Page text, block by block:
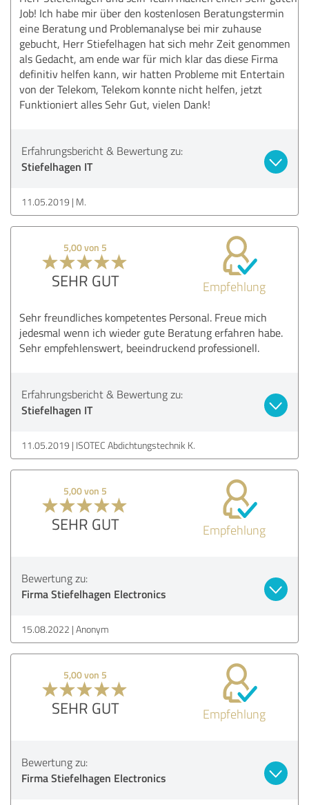
Job! Ich habe mir über den kostenlosen Beratungstermin
eine Beratung und Problemanalyse bei mir zuhause
gebucht, Herr Stiefelhagen hat sich mehr Zeit genommen
als Gedacht, am ende war für mich klar das diese Firma
definitiv helfen kann, wir hatten Probleme mit Entertain
von der Telekom, Telekom konnte nicht helfen, jetzt
Funktioniert alles Sehr Gut, vielen Dank!
Erfahrungsbericht & Bewertung zu:
Stiefelhagen IT
11.05.2019 M.
5,00 von 5
SEHR GUT Empfehlung
Sehr freundliches kompetentes Personal. Freue mich
jedesmal wenn ich wieder gute Beratung erfahren habe.
Sehr empfehlenswert, beeindruckend professionell.
Erfahrungsbericht & Bewertung zu:
Stiefelhagen IT
11.05.2019 ISOTEC Abdichtungstechnik K.
5,00 von 5
SEHR GUT Empfehlung
Bewertung zu:
Firma Stiefelhagen Electronics
15.08.2022 Anonym
5,00 von 5
SEHR GUT Empfehlung
Bewertung zu:
Firma Stiefelhagen Electronics